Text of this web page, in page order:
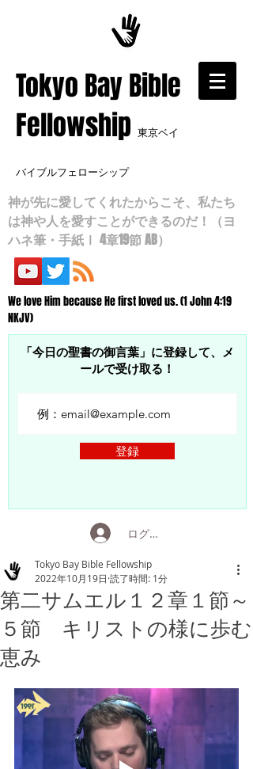
​Tokyo Bay Bible
Fellowship 東京ベイ
バイブルフェローシップ
神が先に愛してくれたからこそ、私たち
は神や人を愛すことができるのだ！（ヨ
ハネ筆・手紙Ⅰ 4章19節 AB）
We love Him because He first loved us. (1 John 4:19
NKJV)
「今日の聖書の御言葉」に登録して、メ
ールで受け取る！
登録
ログイン
第二サムエル１２章１節～
５節 キリストの様に歩む
恵み
Tokyo Bay Bible Fellowship
2022年10月19日 読了時間: 1分